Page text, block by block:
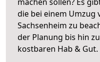
die bei einem Umzug
Sachsenheim zu
der Planung bis hin
kostbaren Hab & Gut.